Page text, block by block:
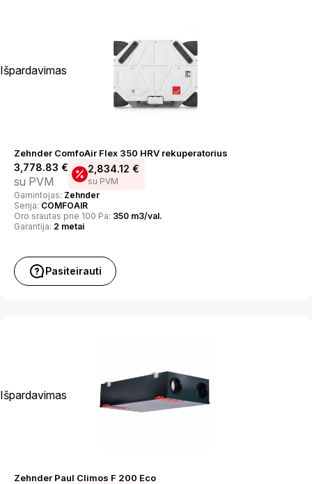
Išpardavimas
Zehnder ComfoAir Flex 350 HRV rekuperatorius
3,778.83 €
su PVM
2,834.12 €
su PVM
Gamintojas: Zehnder
Serija: COMFOAIR
Oro srautas prie 100 Pa: 350 m3/val.
Garantija: 2 metai
Pasiteirauti
Išpardavimas
Zehnder Paul Climos F 200 Eco